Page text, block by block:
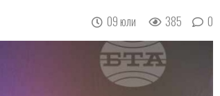
09 юли 385 0